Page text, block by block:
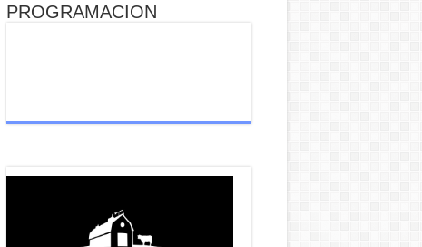
PROGRAMACION